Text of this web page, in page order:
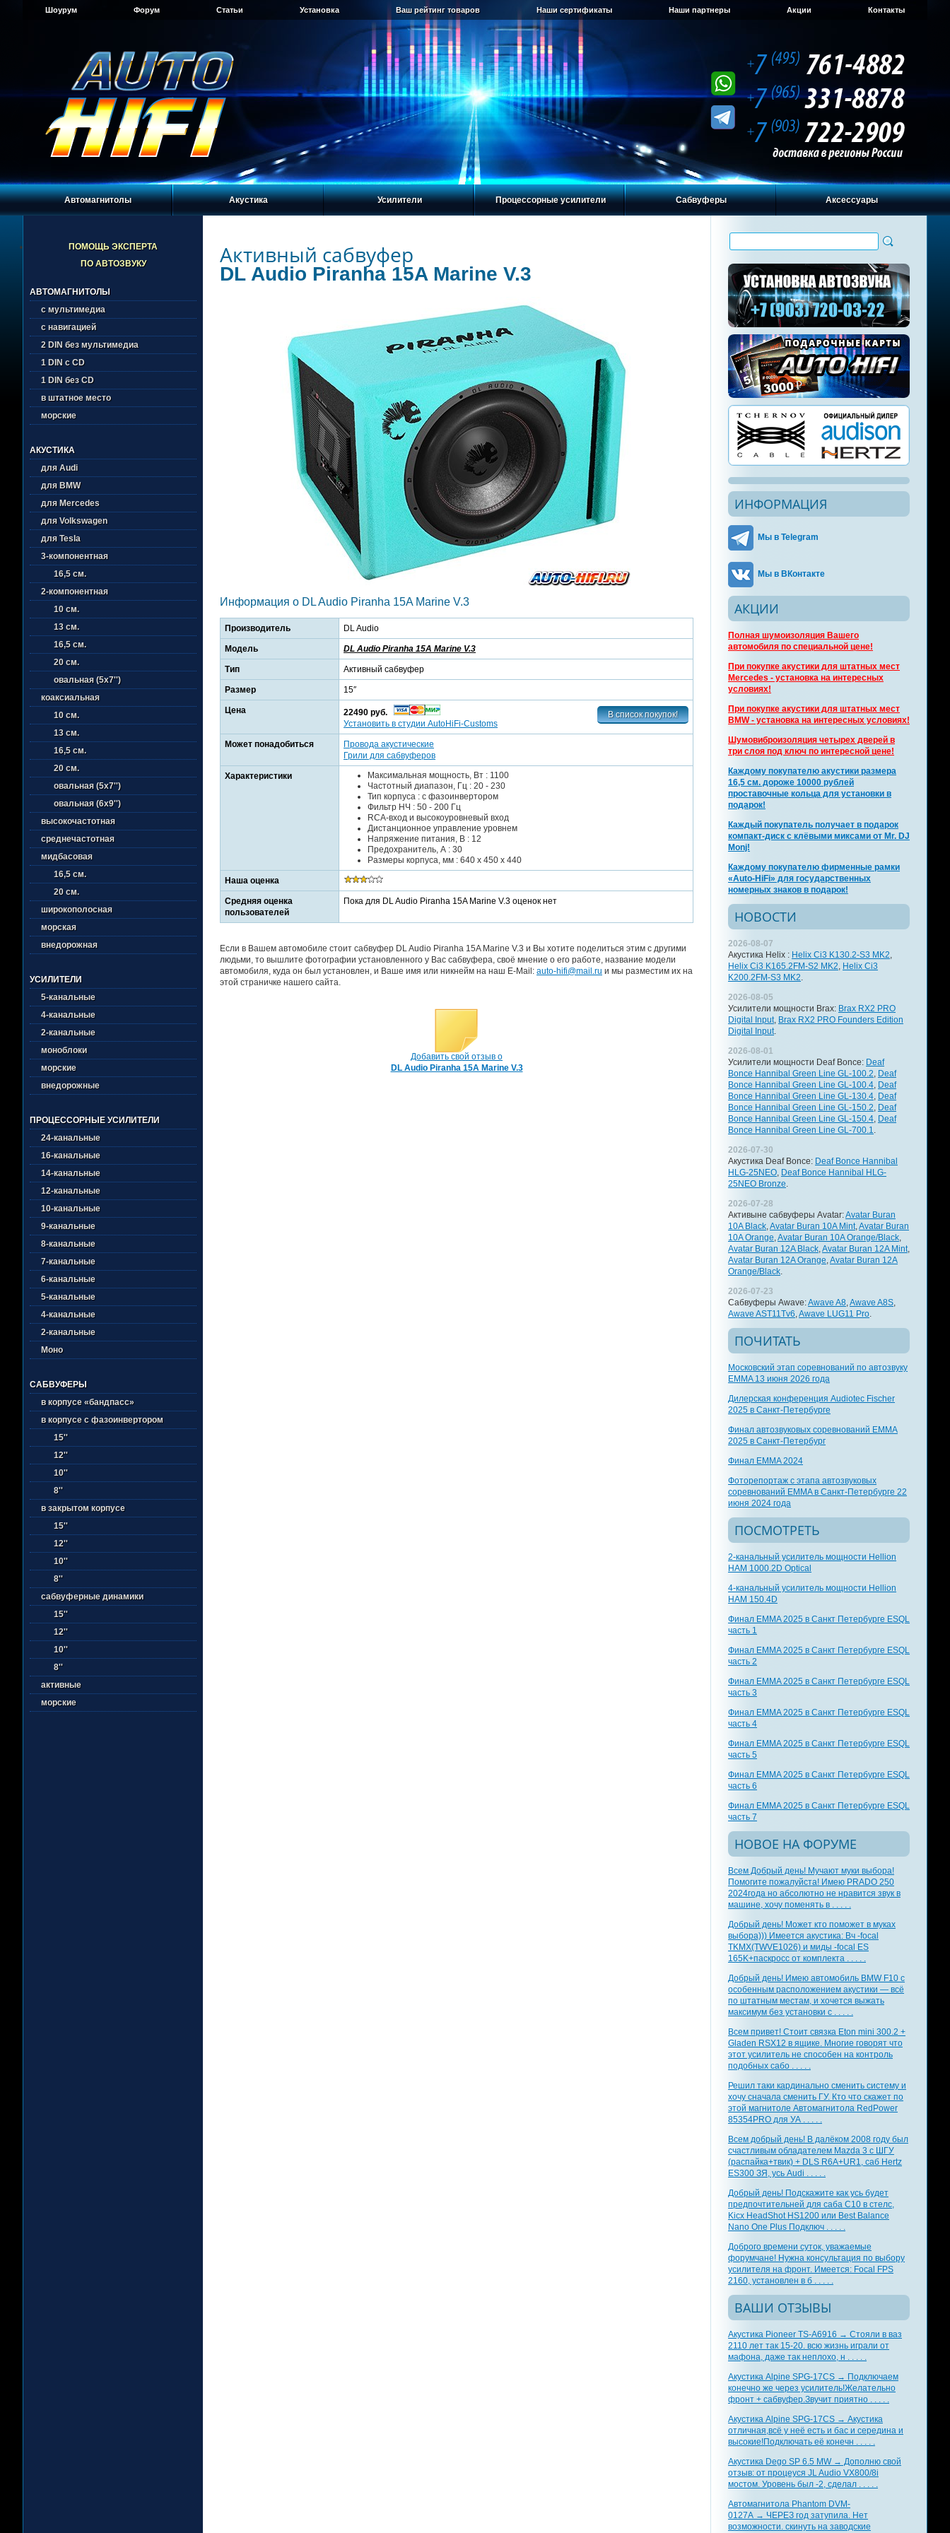
Шоурум Форум Статьи Установка Ваш рейтинг товаров Наши сертификаты Наши партнеры Акции Контакты
Автомагнитолы Акустика Усилители Процессорные усилители Сабвуферы Аксессуары
ПОМОЩЬ ЭКСПЕРТА
ПО АВТОЗВУКУ
АВТОМАГНИТОЛЫ
с мультимедиа
с навигацией
2 DIN без мультимедиа
1 DIN с CD
1 DIN без CD
в штатное место
морские
АКУСТИКА
для Audi
для BMW
для Mercedes
для Volkswagen
для Tesla
3-компонентная
16,5 см.
2-компонентная
10 см.
13 см.
16,5 см.
20 см.
овальная (5х7'')
коаксиальная
10 см.
13 см.
16,5 см.
20 см.
овальная (5х7'')
овальная (6х9'')
высокочастотная
среднечастотная
мидбасовая
16,5 см.
20 см.
широкополосная
морская
внедорожная
УСИЛИТЕЛИ
5-канальные
4-канальные
2-канальные
моноблоки
морские
внедорожные
ПРОЦЕССОРНЫЕ УСИЛИТЕЛИ
24-канальные
16-канальные
14-канальные
12-канальные
10-канальные
9-канальные
8-канальные
7-канальные
6-канальные
5-канальные
4-канальные
2-канальные
Моно
САБВУФЕРЫ
в корпусе «бандпасс»
в корпусе с фазоинвертором
15''
12''
10''
8''
в закрытом корпусе
15''
12''
10''
8''
сабвуферные динамики
15''
12''
10''
8''
активные
морские
Активный сабвуфер
DL Audio Piranha 15A Marine V.3
Информация о DL Audio Piranha 15A Marine V.3
Производитель DL Audio
Модель DL Audio Piranha 15A Marine V.3
Тип Активный сабвуфер
Размер 15″
Цена
22490 руб.
Установить в студии AutoHiFi-Customs
Может понадобиться
Провода акустические
Грили для сабвуферов
Характеристики
Максимальная мощность, Вт : 1100
Частотный диапазон, Гц : 20 - 230
Тип корпуса : с фазоинвертором
Фильтр НЧ : 50 - 200 Гц
RCA-вход и высокоуровневый вход
Дистанционное управление уровнем
Напряжение питания, В : 12
Предохранитель, А : 30
Размеры корпуса, мм : 640 x 450 x 440
Наша оценка
Средняя оценка
пользователей
Пока для DL Audio Piranha 15A Marine V.3 оценок нет
Если в Вашем автомобиле стоит сабвуфер DL Audio Piranha 15A Marine V.3 и Вы хотите поделиться этим с другими
людьми, то вышлите фотографии установленного у Вас сабвуфера, своё мнение о его работе, название модели
автомобиля, куда он был установлен, и Ваше имя или никнейм на наш E-Mail: auto-hifi@mail.ru и мы разместим их на
этой страничке нашего сайта.
Добавить свой отзыв о
DL Audio Piranha 15A Marine V.3
ИНФОРМАЦИЯ
Мы в Telegram
Мы в ВКонтакте
АКЦИИ
Полная шумоизоляция Вашего
автомобиля по специальной цене!
При покупке акустики для штатных мест
Mercedes - установка на интересных
условиях!
При покупке акустики для штатных мест
BMW - установка на интересных условиях!
Шумовиброизоляция четырех дверей в
три слоя под ключ по интересной цене!
Каждому покупателю акустики размера
16,5 см. дороже 10000 рублей
проставочные кольца для установки в
подарок!
Каждый покупатель получает в подарок
компакт-диск с клёвыми миксами от Mr. DJ
Monj!
Каждому покупателю фирменные рамки
«Auto-HiFi» для государственных
номерных знаков в подарок!
НОВОСТИ
2026-08-07
Акустика Helix : Helix Ci3 K130.2-S3 MK2,
Helix Ci3 K165.2FM-S2 MK2, Helix Ci3
K200.2FM-S3 MK2.
2026-08-05
Усилители мощности Brax: Brax RX2 PRO
Digital Input, Brax RX2 PRO Founders Edition
Digital Input.
2026-08-01
Усилители мощности Deaf Bonce: Deaf
Bonce Hannibal Green Line GL-100.2, Deaf
Bonce Hannibal Green Line GL-100.4, Deaf
Bonce Hannibal Green Line GL-130.4, Deaf
Bonce Hannibal Green Line GL-150.2, Deaf
Bonce Hannibal Green Line GL-150.4, Deaf
Bonce Hannibal Green Line GL-700.1.
2026-07-30
Акустика Deaf Bonce: Deaf Bonce Hannibal
HLG-25NEO, Deaf Bonce Hannibal HLG-
25NEO Bronze.
2026-07-28
Активыне сабвуферы Avatar:Avatar Buran
10A Black,Avatar Buran 10A Mint,Avatar Buran
10A Orange,Avatar Buran 10A Orange/Black,
Avatar Buran 12A Black,Avatar Buran 12A Mint,
Avatar Buran 12A Orange,Avatar Buran 12A
Orange/Black.
2026-07-23
Сабвуферы Awave:Awave A8,Awave A8S,
Awave AST11Tv6,Awave LUG11 Pro.
ПОЧИТАТЬ
Московский этап соревнований по автозвуку
EMMA 13 июня 2026 года
Дилерская конференция Audiotec Fischer
2025 в Санкт-Петербурге
Финал автозвуковых соревнований EMMA
2025 в Санкт-Петербург
Финал EMMA 2024
Фоторепортаж с этапа автозвуковых
соревнований EMMA в Санкт-Петербурге 22
июня 2024 года
ПОСМОТРЕТЬ
2-канальный усилитель мощности Hellion
HAM 1000.2D Optical
4-канальный усилитель мощности Hellion
HAM 150.4D
Финал EMMA 2025 в Санкт Петербурге ESQL
часть 1
Финал EMMA 2025 в Санкт Петербурге ESQL
часть 2
Финал EMMA 2025 в Санкт Петербурге ESQL
часть 3
Финал EMMA 2025 в Санкт Петербурге ESQL
часть 4
Финал EMMA 2025 в Санкт Петербурге ESQL
часть 5
Финал EMMA 2025 в Санкт Петербурге ESQL
часть 6
Финал EMMA 2025 в Санкт Петербурге ESQL
часть 7
НОВОЕ НА ФОРУМЕ
Всем Добрый день! Мучают муки выбора!
Помогите пожалуйста! Имею PRADO 250
2024года но абсолютно не нравится звук в
машине, хочу поменять в . . . . .
Добрый день! Может кто поможет в муках
выбора))) Имеется акустика: Вч -focal
TKMX(TWVE1026) и миды -focal ES
165K+паскросс от комплекта . . . . .
Добрый день! Имею автомобиль BMW F10 с
особенным расположением акустики — всё
по штатным местам, и хочется выжать
максимум без установки с . . . . .
Всем привет! Стоит связка Eton mini 300.2 +
Gladen RSX12 в ящике. Многие говорят что
этот усилитель не способен на контроль
подобных сабо . . . . .
Решил таки кардинально сменить систему и
хочу сначала сменить ГУ. Кто что скажет по
этой магнитоле Автомагнитола RedPower
85354PRO для УА . . . . .
Всем добрый день! В далёком 2008 году был
счастливым обладателем Mazda 3 с ШГУ
(распайка+твик) + DLS R6A+UR1, саб Hertz
ES300 ЗЯ, усь Audi . . . . .
Добрый день! Подскажите как усь будет
предпочтительней для саба С10 в стелс,
Kicx HeadShot HS1200 или Best Balance
Nano One Plus Подключ . . . . .
Доброго времени суток, уважаемые
форумчане! Нужна консультация по выбору
усилителя на фронт. Имеется: Focal FPS
2160, установлен в б . . . . .
ВАШИ ОТЗЫВЫ
Акустика Pioneer TS-A6916 → Стояли в ваз
2110 лет так 15-20. всю жизнь играли от
мафона, даже так неплохо, н . . . . .
Акустика Alpine SPG-17CS → Подключаем
конечно же через усилитель!Желательно
фронт + сабвуфер.Звучит приятно . . . . .
Акустика Alpine SPG-17CS → Акустика
отличная,всё у неё есть и бас и середина и
высокие!Подключать её конечн . . . . .
Акустика Dego SP 6.5 MW → Дополню свой
отзыв: от процеуся JL Audio VX800/8i
мостом. Уровень был -2, сделал . . . . .
Автомагнитола Phantom DVM-
0127A → ЧЕРЕЗ год затупила. Нет
возможности. скинуть на заводские